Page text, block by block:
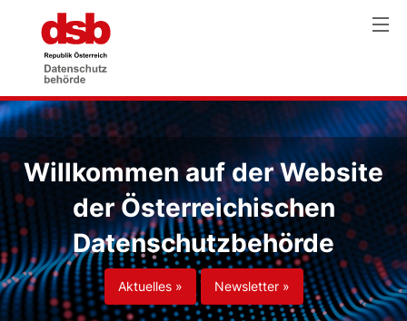
Willkommen auf der Website
der Österreichischen
Datenschutzbehörde
Aktuelles » Newsletter »